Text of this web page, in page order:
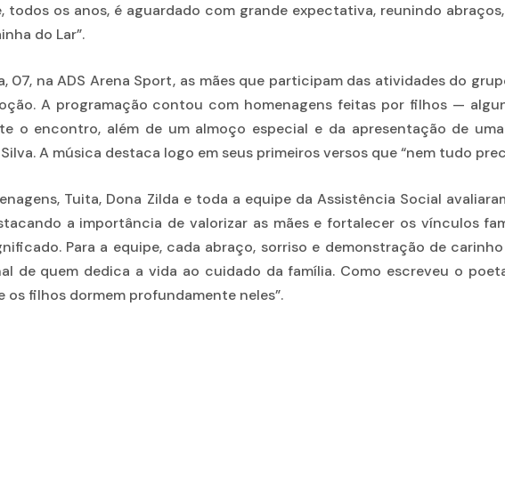
todos os anos, é aguardado com grande expectativa, reunindo
do Lar”.
07, na ADS Arena Sport, as mães que participam das atividades do
A programação contou com homenagens feitas por filhos —
o encontro, além de um almoço especial e da apresentação de
A música destaca logo em seus primeiros versos que “nem tudo
Tuita, Dona Zilda e toda a equipe da Assistência Social
a importância de valorizar as mães e fortalecer os vínculos
Para a equipe, cada abraço, sorriso e demonstração de
de quem dedica a vida ao cuidado da família. Como escreveu o
os filhos dormem profundamente neles”.